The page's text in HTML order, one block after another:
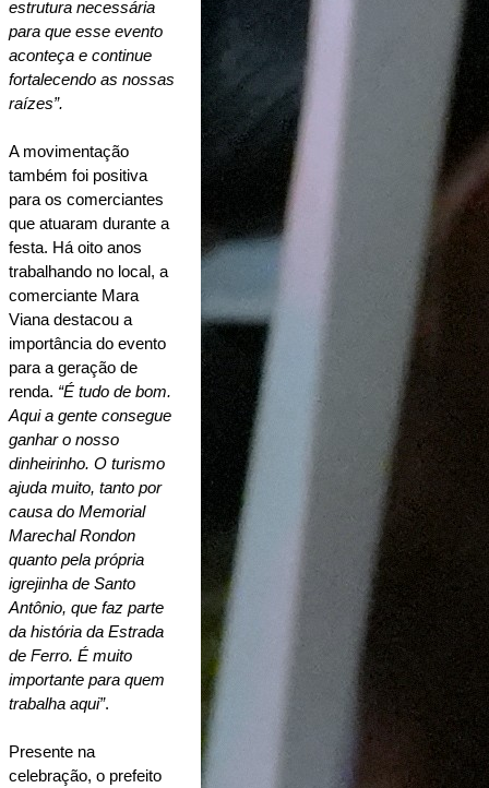
estrutura necessária
para que esse evento
aconteça e continue
fortalecendo as nossas
raízes”.
A movimentação
também foi positiva
para os comerciantes
que atuaram durante a
festa. Há oito anos
trabalhando no local, a
comerciante Mara
Viana destacou a
importância do evento
para a geração de
renda. “É tudo de bom.
Aqui a gente consegue
ganhar o nosso
dinheirinho. O turismo
ajuda muito, tanto por
causa do Memorial
Marechal Rondon
quanto pela própria
igrejinha de Santo
Antônio, que faz parte
da história da Estrada
de Ferro. É muito
importante para quem
trabalha aqui”.
Presente na
celebração, o prefeito